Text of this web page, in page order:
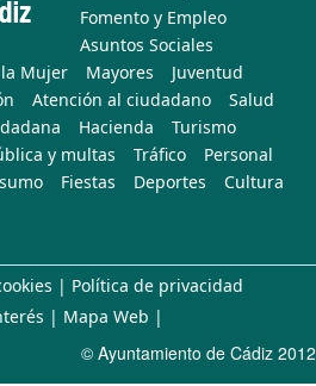
Fomento y Empleo
Asuntos Sociales
Mujer Mayores
Juventud
Atención al ciudadano
Salud
Hacienda
Turismo
y multas Tráfico
Personal
Fiestas Deportes
Cultura
| Política de privacidad
| Mapa Web |
© Ayuntamiento de Cádiz 2012